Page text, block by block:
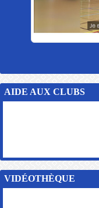
AIDE AUX CLUBS
VIDÉOTHÈQUE